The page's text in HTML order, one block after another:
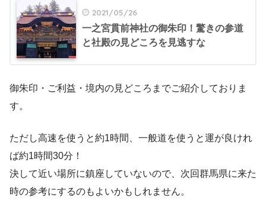
2021/05/26
一之宮貫前神社の御朱印！驚きの参道
と社殿の見どころを見逃すな
御朱印・ご利益・境内の見どころまでご紹介しておりま
す。
ただし高速を使うと約1時間、一般道を使うと運が良けれ
ば約1時間30分！
決して近い場所に鎮座していないので、次回群馬県に来た
時の参考にするのもよいかもしれません。